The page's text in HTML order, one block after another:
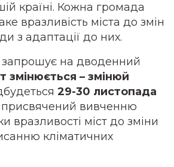
країні. Кожна громада
вразливість міста до змін
з адаптації до них.
на дводенний
змінюється – змінюй
29-30 листопада
вивченню
вразливості міст до зміни
кліматичних